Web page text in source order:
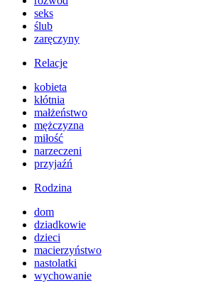
seks
ślub
zaręczyny
Relacje
kobieta
kłótnia
małżeństwo
mężczyzna
miłość
narzeczeni
przyjaźń
Rodzina
dom
dziadkowie
dzieci
macierzyństwo
nastolatki
wychowanie